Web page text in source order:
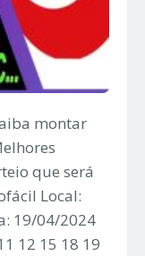
montar
que será
Local:
19/04/2024
12 15 18 19